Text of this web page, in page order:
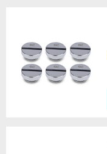
Mâle / Mâle
Filetage